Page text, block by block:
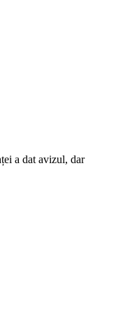
a dat avizul, dar